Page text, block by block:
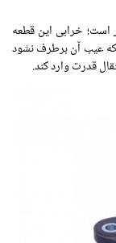
است؛ خرابی این قطعه
عیب آن برطرف نشود
قدرت وارد کند.